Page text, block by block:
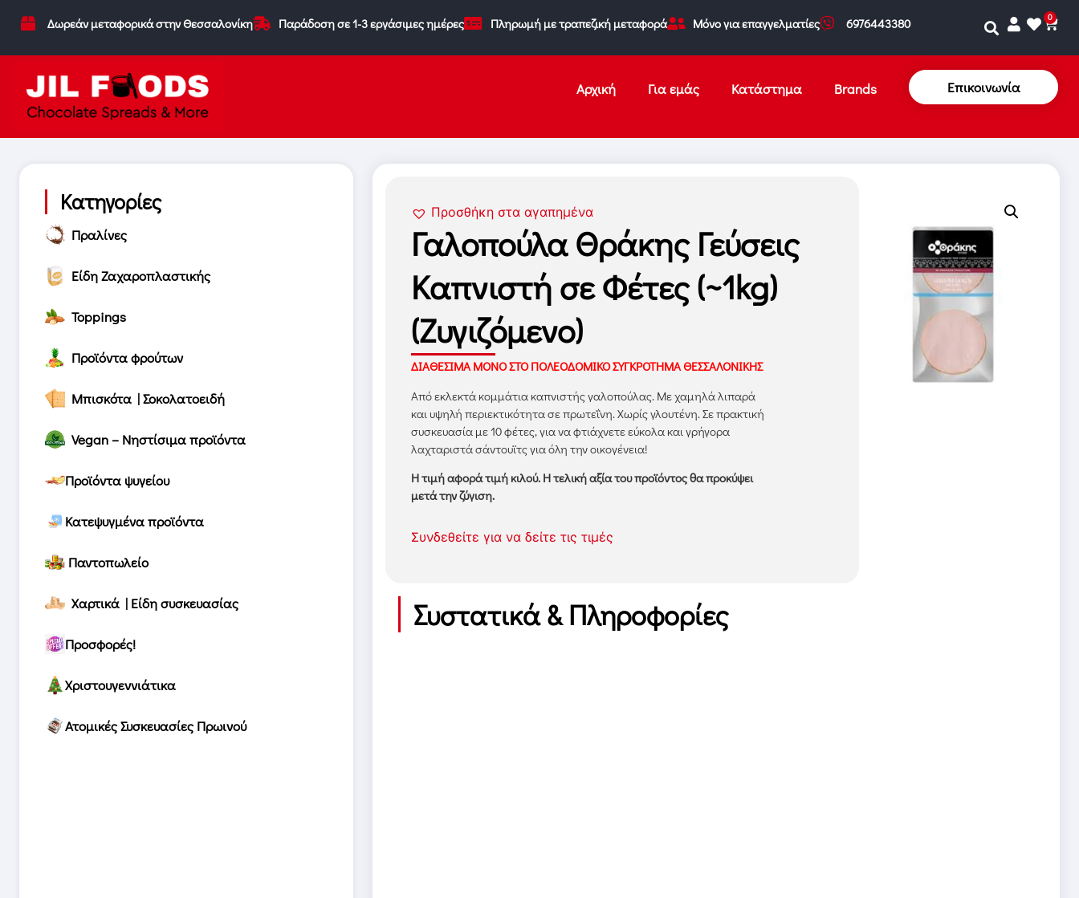
Δωρεάν μεταφορικά στην Θεσσαλονίκη Παράδοση σε 1-3 εργάσιμες ημέρες Πληρωμή με τραπεζική μεταφορά Μόνο για επαγγελματίες 6976443380 0
Αρχική Για εμάς Κατάστημα Brands Επικοινωνία
Κατηγορίες
Πραλίνες
Είδη Ζαχαροπλαστικής
Toppings
Προϊόντα φρούτων
Μπισκότα | Σοκολατοειδή
Vegan – Νηστίσιμα προϊόντα
Προϊόντα ψυγείου
Κατεψυγμένα προϊόντα
Παντοπωλείο
Χαρτικά | Είδη συσκευασίας
Προσφορές!
Χριστουγεννιάτικα
Ατομικές Συσκευασίες Πρωινού
Προσθήκη στα αγαπημένα
Γαλοπούλα Θράκης Γεύσεις
Καπνιστή σε Φέτες (~1kg)
(Ζυγιζόμενο)
ΔΙΑΘΕΣΙΜΑ ΜΟΝΟ ΣΤΟ ΠΟΛΕΟΔΟΜΙΚΟ ΣΥΓΚΡΟΤΗΜΑ ΘΕΣΣΑΛΟΝΙΚΗΣ
Από εκλεκτά κομμάτια καπνιστής γαλοπούλας. Με χαμηλά λιπαρά
και υψηλή περιεκτικότητα σε πρωτεΐνη. Χωρίς γλουτένη. Σε πρακτική
συσκευασία με 10 φέτες, για να φτιάχνετε εύκολα και γρήγορα
λαχταριστά σάντουϊτς για όλη την οικογένεια!
Η τιμή αφορά τιμή κιλού. Η τελική αξία του προϊόντος θα προκύψει
μετά την ζύγιση.
Συνδεθείτε για να δείτε τις τιμές
Συστατικά & Πληροφορίες